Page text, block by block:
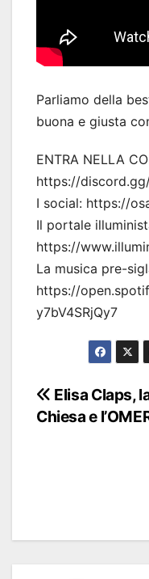
Parliamo della
buona e giusta
ENTRA NELLA
https://
I social: https://
Il portale
https://
La musica pre-
https://
y7bV4SRjQy7
articoli
Elisa Claps,
Chiesa e